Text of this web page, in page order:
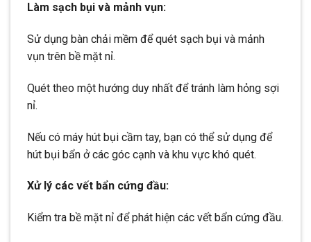
Làm sạch bụi và mảnh vụn:
Sử dụng bàn chải mềm để quét sạch bụi và mảnh
vụn trên bề mặt nỉ.
Quét theo một hướng duy nhất để tránh làm hỏng sợi
nỉ.
Nếu có máy hút bụi cầm tay, bạn có thể sử dụng để
hút bụi bẩn ở các góc cạnh và khu vực khó quét.
Xử lý các vết bẩn cứng đầu:
Kiểm tra bề mặt nỉ để phát hiện các vết bẩn cứng đầu.